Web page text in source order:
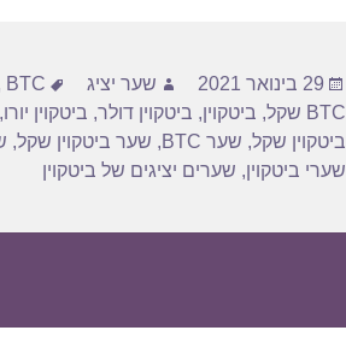
פורסם
בתאריך
29 בינואר 2021 מחבר
שער יציג תגיות
BTC דולר
BTC שקל
, ביטקוין, ביטקוין דולר, ביטקוין יורו,
ביטקוין שקל, שער BTC , שער ביטקוין שקל,
שערי ביטקוין, שערים יציגים של ביטקוין